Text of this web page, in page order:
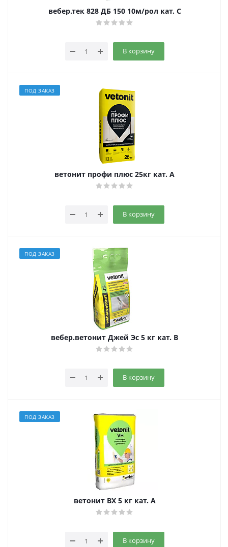
вебер.тек 828 ДБ 150 10м/рол кат. C
В корзину
ПОД ЗАКАЗ
ветонит профи плюс 25кг кат. A
В корзину
ПОД ЗАКАЗ
вебер.ветонит Джей Эс 5 кг кат. B
В корзину
ПОД ЗАКАЗ
ветонит ВХ 5 кг кат. A
В корзину